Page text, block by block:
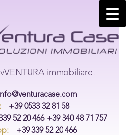
immobiliare!
+39 0533 32 81 58
52 20 466 +39 340 48 71 757
+39 339 52 20 466